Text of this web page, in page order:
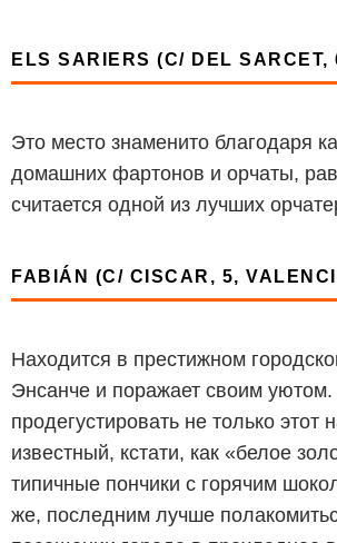
ELS SARIERS (C/ DEL SARCET,
Это место знаменито благодаря
домашних фартонов и орчаты,
считается одной из лучших
FABIÁN (C/ CISCAR, 5,
Находится в престижном
Энсанче и поражает своим
продегустировать не только этот
известный, кстати, как «белое
типичные пончики с горячим
же, последним лучше